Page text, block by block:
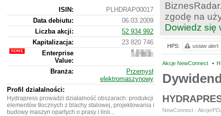
zgodę na
Dowiedz się
Akcje NewConnect •
NewConnect - Akcje/
HPS: ustaw alert
ISIN:
PLHDRAP00017
Data debiutu:
06.03.2009
Liczba akcji:
52 934 992
Kapitalizacja:
23 820 746
Enterprise
Value:
22
746
Branża:
Przemysł
elektromaszynowy
Profil działalności:
Hydrapress prowadzi działalność obszarach: produkcji
elementów tłocznych z blachy stalowej, projektowania i
budowy maszyn opartych o prasy i linii...